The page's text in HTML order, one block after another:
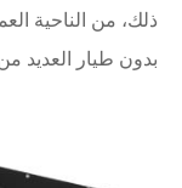
ذلك، من الناحية
بدون طيار العديد